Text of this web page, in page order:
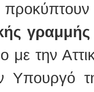
γραμμής
με την
Υπουργό